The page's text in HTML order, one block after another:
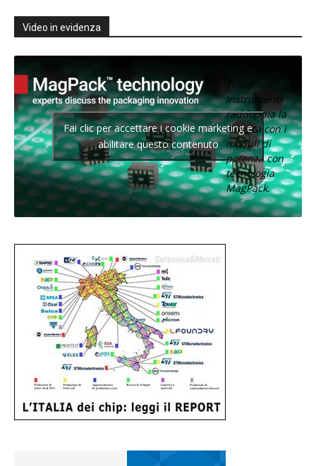
Video in evidenza
Texas
Instruments
raddoppia la
densità con i
moduli di
potenza con
tecnologia
MagPack.
Fai clic per accettare i cookie marketing e
abilitare questo contenuto